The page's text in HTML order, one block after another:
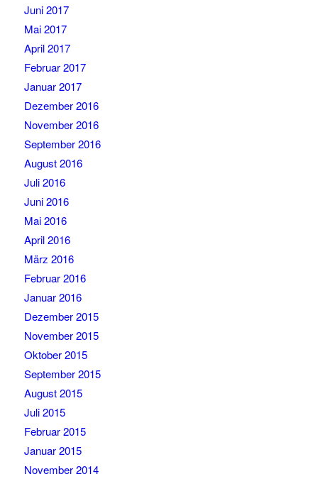
Juni 2017
Mai 2017
April 2017
Februar 2017
Januar 2017
Dezember 2016
November 2016
September 2016
August 2016
Juli 2016
Juni 2016
Mai 2016
April 2016
März 2016
Februar 2016
Januar 2016
Dezember 2015
November 2015
Oktober 2015
September 2015
August 2015
Juli 2015
Februar 2015
Januar 2015
November 2014